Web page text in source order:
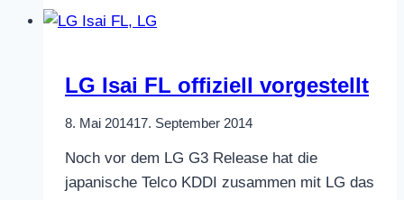
LG Isai FL offiziell vorgestellt
8. Mai 201417. September 2014
Noch vor dem LG G3 Release hat die
japanische Telco KDDI zusammen mit LG das